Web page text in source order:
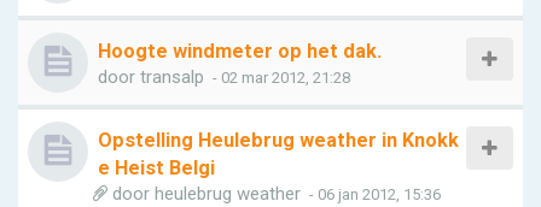
Hoogte windmeter op het dak.
door transalp - 02 mar 2012, 21:28
Opstelling Heulebrug weather in Knokk
e Heist Belgi
door heulebrug weather - 06 jan 2012, 15:36